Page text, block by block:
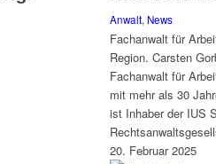
Anwalt, News
Fachanwalt für
Region. Carsten
Fachanwalt für
mit mehr als 30
ist Inhaber der IUS
20. Februar 2025